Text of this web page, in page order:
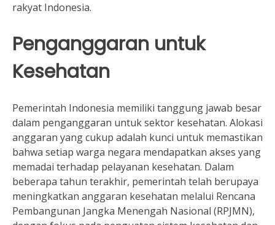
rakyat Indonesia.
Penganggaran untuk
Kesehatan
Pemerintah Indonesia memiliki tanggung jawab besar
dalam penganggaran untuk sektor kesehatan. Alokasi
anggaran yang cukup adalah kunci untuk memastikan
bahwa setiap warga negara mendapatkan akses yang
memadai terhadap pelayanan kesehatan. Dalam
beberapa tahun terakhir, pemerintah telah berupaya
meningkatkan anggaran kesehatan melalui Rencana
Pembangunan Jangka Menengah Nasional (RPJMN),